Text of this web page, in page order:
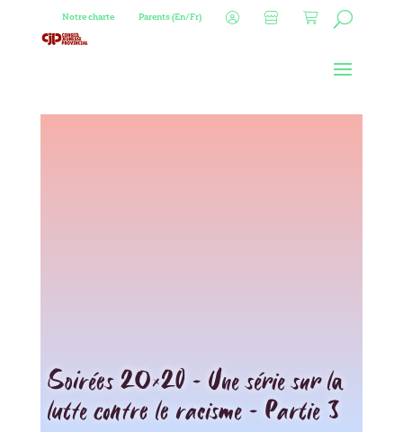
Notre charte Parents (En/Fr)
Soirées 20×20 – Une série sur la
lutte contre le racisme – Partie 3